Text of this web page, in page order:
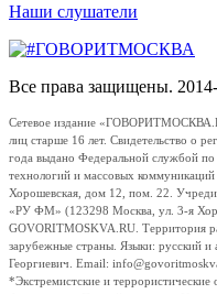
Наши слушатели
Все права защищены.
Сетевое издание
лиц старше 16 лет. Свидетельство о
года выдано Федеральной службой
технологий и массовых
Хорошевская, дом 12, пом. 22.
«РУ ФМ» (123298 Москва, ул. 3-я
GOVORITMOSKVA.RU. Территория
зарубежные страны. Языки: русский и
Георгиевич. Email:
*Экстремистские и террористические